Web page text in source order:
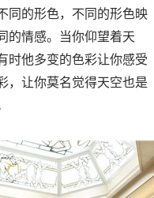
同的形色，不同的形色映
的情感。当你仰望着天
时他多变的色彩让你感受
，让你莫名觉得天空也是